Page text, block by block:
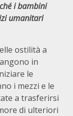
i bambini
umanitari
ostilità a
in
le
i mezzi e le
a trasferirsi
di ulteriori